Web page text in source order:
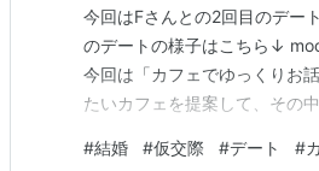
今回はFさんとの2回目のデー
のデートの様子はこちら↓
今回は「カフェでゆっくりお
たいカフェを提案して、その
み。 2つ目… 返信が毎日夜に1
#結婚 #仮交際 #デート #